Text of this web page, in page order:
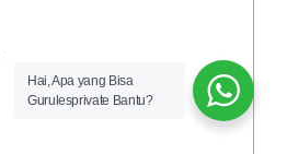
Hai, Apa yang Bisa
Gurulesprivate Bantu?